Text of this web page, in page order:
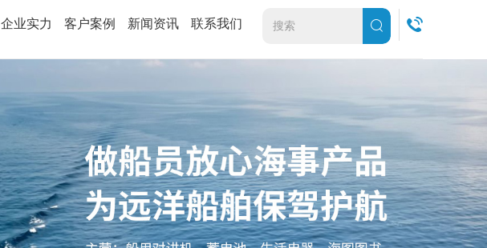
企业实力 客户案例 新闻资讯 联系我们